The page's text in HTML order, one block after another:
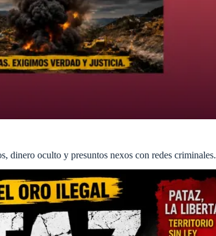
dinero oculto y presuntos nexos con redes criminales.